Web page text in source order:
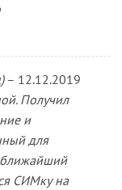
– 12.12.2019
Получил
и
для
ближайший
СИМку на